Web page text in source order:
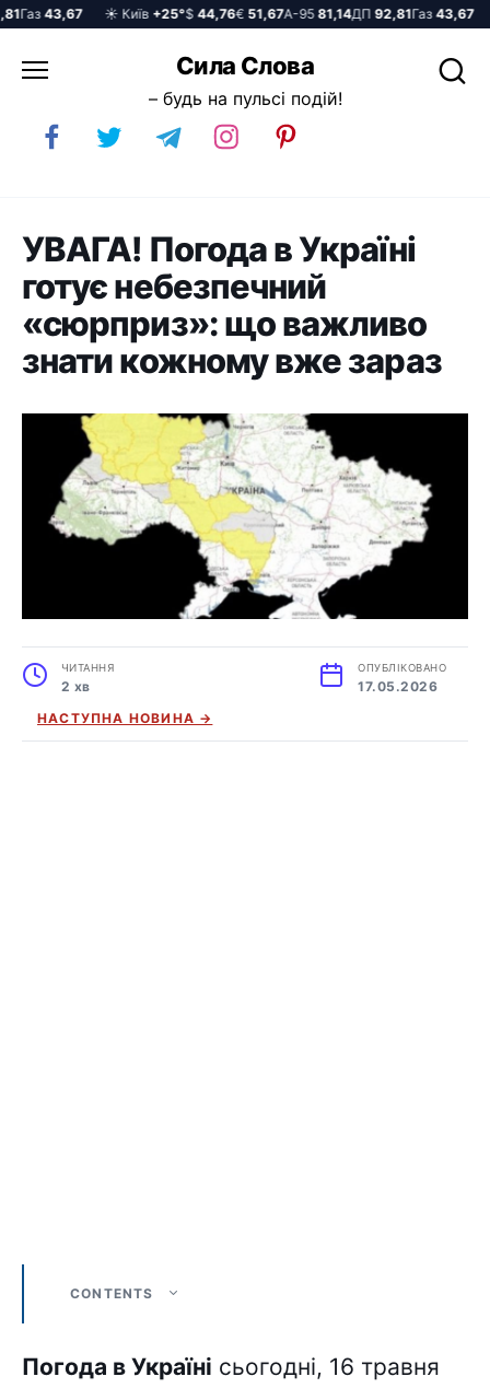
Газ43,67 ☀️ Київ+25°$44,76€51,67А-9581,14ДП92,81Газ43,67
до
Сила Слова
– будь на пульсі подій!
УВАГА! Погода в Україні
готує небезпечний
«сюрприз»: що важливо
знати кожному вже зараз
ЧИТАННЯ
2 хв
ОПУБЛІКОВАНО
17.05.2026
НАСТУПНА НОВИНА →
CONTENTS
Погода в Україні сьогодні, 16 травня